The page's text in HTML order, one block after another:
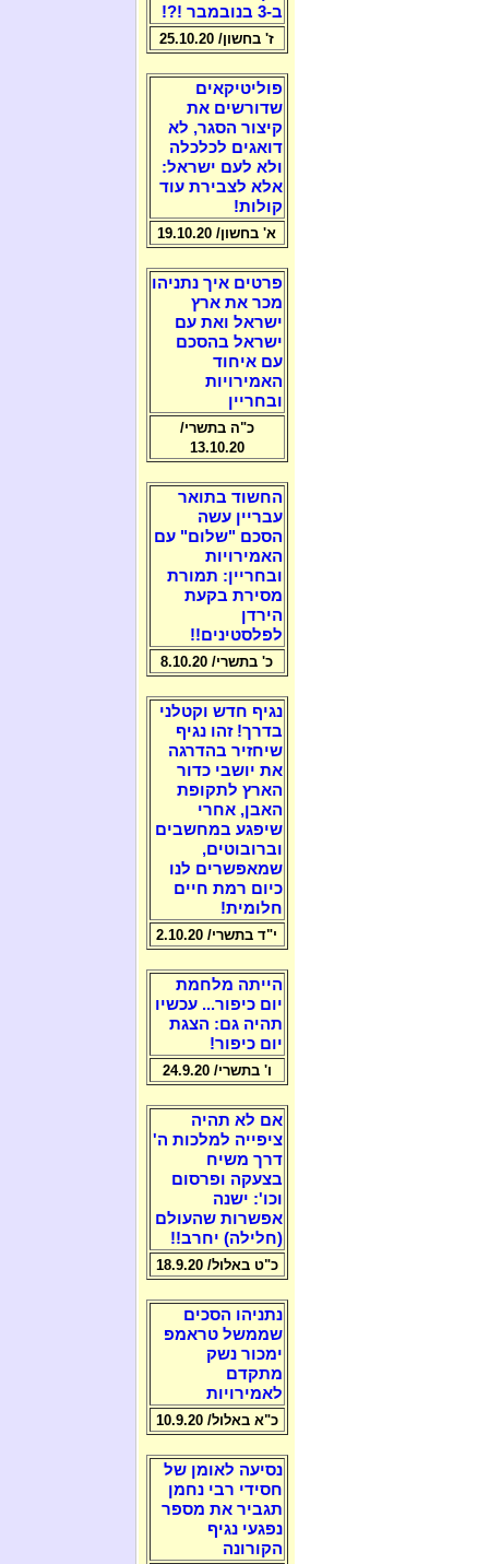
ב-3 בנובמבר !?!
ז' בחשון/ 25.10.20
פוליטיקאים
שדורשים את
קיצור הסגר, לא
דואגים לכלכלה
ולא לעם ישראל:
אלא לצבירת עוד
קולות!
א' בחשון/ 19.10.20
פרטים איך נתניהו
מכר את ארץ
ישראל ואת עם
ישראל בהסכם
עם איחוד
האמירויות
ובחריין
כ"ה בתשרי/
13.10.20
החשוד בתואר
עבריין עשה
הסכם "שלום" עם
האמירויות
ובחריין: תמורת
מסירת בקעת
הירדן
לפלסטינים!!
כ' בתשרי/ 8.10.20
נגיף חדש וקטלני
בדרך! זהו נגיף
שיחזיר בהדרגה
את יושבי כדור
הארץ לתקופת
האבן, אחרי
שיפגע במחשבים
וברובוטים,
שמאפשרים לנו
כיום רמת חיים
חלומית!
י"ד בתשרי/ 2.10.20
הייתה מלחמת
יום כיפור... עכשיו
תהיה גם: הצגת
יום כיפור!
ו' בתשרי/ 24.9.20
אם לא תהיה
ציפייה למלכות ה'
דרך משיח
בצעקה ופרסום
וכו': ישנה
אפשרות שהעולם
(חלילה) יחרב!!
כ"ט באלול/ 18.9.20
נתניהו הסכים
שממשל טראמפ
ימכור נשק
מתקדם
לאמירויות
כ"א באלול/ 10.9.20
נסיעה לאומן של
חסידי רבי נחמן
תגביר את מספר
נפגעי נגיף
הקורונה